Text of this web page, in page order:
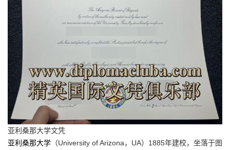
亚利桑那大学文凭
亚利桑那大学 （University of Arizona，UA）1885年建校，坐落于图